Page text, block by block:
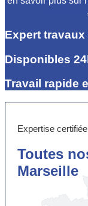
Expert
Disponibles
Travail rapide
Expertise certifiée
Toutes
Marseille